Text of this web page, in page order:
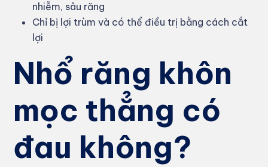
nhiễm, sâu răng
Chỉ bị lợi trùm và có thể điều trị bằng cách cắt
lợi
Nhổ răng khôn
mọc thẳng có
đau không?